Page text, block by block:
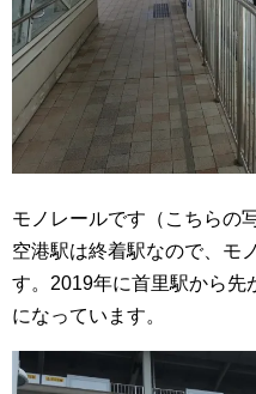
モノレールです（こちらの
空港駅は終着駅なので、モ
す。2019年に首里駅から先
になっています。